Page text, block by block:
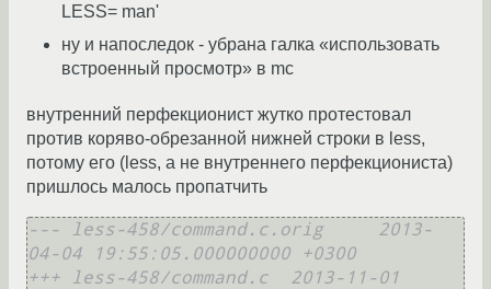
LESS= man'
ну и напоследок - убрана галка «использовать
встроенный просмотр» в mc
внутренний перфекционист жутко протестовал
против коряво-обрезанной нижней строки в less,
потому его (less, а не внутреннего перфекциониста)
пришлось малось пропатчить
--- less-458/command.c.orig	2013-
04-04 19:55:05.000000000 +0300
+++ less-458/command.c	2013-11-01